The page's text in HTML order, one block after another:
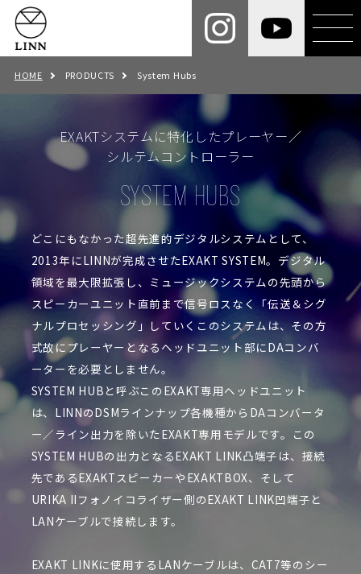
HOME PRODUCTS System Hubs
EXAKTシステムに特化したプレーヤー／
シルテムコントローラー
SYSTEM HUBS
どこにもなかった超先進的デジタルシステムとして、
2013年にLINNが完成させたEXAKT SYSTEM。デジタル
領域を最大限拡張し、ミュージックシステムの先頭から
スピーカーユニット直前まで信号ロスなく「伝送＆シグ
ナルプロセッシング」していくこのシステムは、その方
式故にプレーヤーとなるヘッドユニット部にDAコンバ
ーターを必要としません。
SYSTEM HUBと呼ぶこのEXAKT専用ヘッドユニット
は、LINNのDSMラインナップ各機種からDAコンバータ
ー／ライン出力を除いたEXAKT専用モデルです。この
SYSTEM HUBの出力となるEXAKT LINK凸端子は、接続
先であるEXAKTスピーカーやEXAKTBOX、そして
URIKA IIフォノイコライザー側のEXAKT LINK凹端子と
LANケーブルで接続します。
EXAKT LINKに使用するLANケーブルは、CAT7等のシー